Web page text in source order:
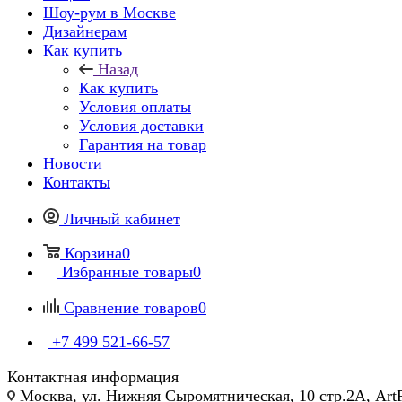
Шоу-рум в Москве
Дизайнерам
Как купить
Назад
Как купить
Условия оплаты
Условия доставки
Гарантия на товар
Новости
Контакты
Личный кабинет
Корзина0
Избранные товары0
Сравнение товаров0
+7 499 521-66-57
Контактная информация
Москва, ул. Нижняя Сыромятническая, 10 стр.2А,